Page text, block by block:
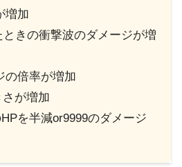
増加
ときの衝撃波のダメージが増
の倍率が増加
さが増加
を半減or9999のダメージ